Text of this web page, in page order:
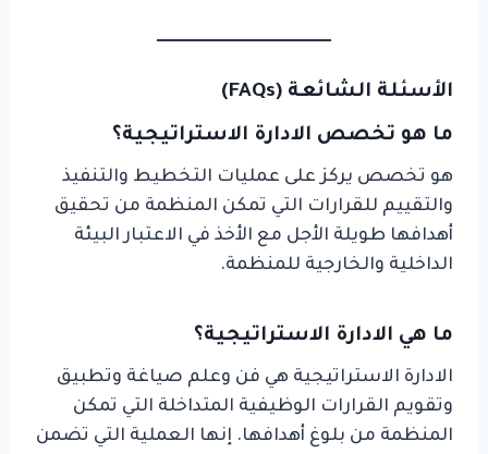
الأسئلة الشائعة (FAQs)
ما هو تخصص الادارة الاستراتيجية؟
هو تخصص يركز على عمليات التخطيط والتنفيذ
والتقييم للقرارات التي تمكن المنظمة من تحقيق
أهدافها طويلة الأجل مع الأخذ في الاعتبار البيئة
الداخلية والخارجية للمنظمة.
ما هي الادارة الاستراتيجية؟
الادارة الاستراتيجية هي فن وعلم صياغة وتطبيق
وتقويم القرارات الوظيفية المتداخلة التي تمكن
المنظمة من بلوغ أهدافها. إنها العملية التي تضمن